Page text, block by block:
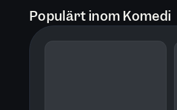
Populärt inom Komedi